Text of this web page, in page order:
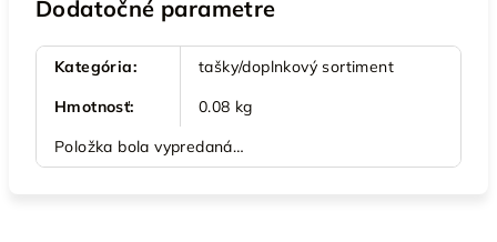
Dodatočné parametre
Kategória:
tašky/doplnkový sortiment
Hmotnosť:
0.08 kg
Položka bola vypredaná…